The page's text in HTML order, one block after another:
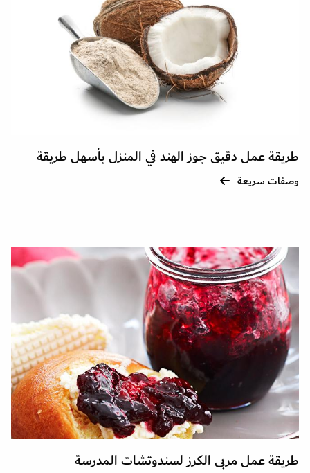
طريقة عمل دقيق جوز الهند في المنزل بأسهل طريقة
وصفات سريعة
طريقة عمل مربى الكرز لسندوتشات المدرسة